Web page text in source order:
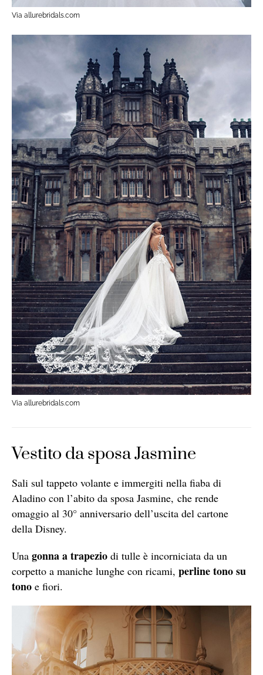
Via allurebridals.com
Via allurebridals.com
Vestito da sposa Jasmine
Sali sul tappeto volante e immergiti nella fiaba di
Aladino con l’abito da sposa Jasmine, che rende
omaggio al 30° anniversario dell’uscita del cartone
della Disney.
Una gonna a trapezio di tulle è incorniciata da un
corpetto a maniche lunghe con ricami, perline tono su
tono e fiori.